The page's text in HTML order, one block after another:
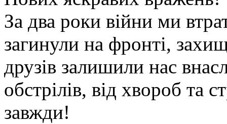
За два роки війни ми
загинули на фронті,
друзів залишили нас
обстрілів, від хвороб та
завжди!